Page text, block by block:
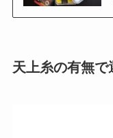
天上糸の有無で